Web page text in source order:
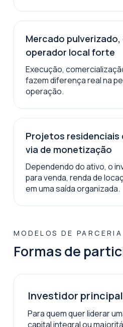
Mercado
operador local forte
Execução,
fazem diferença real na
operação.
Projetos residenciais
via de monetização
Dependendo do ativo, o
para venda, renda de
em uma saída organizada.
MODELOS DE PARCERIA
Formas de
Investidor principal
Para quem quer liderar
capital integral ou